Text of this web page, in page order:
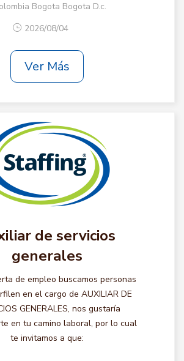
Bogota Bogota D.c.
2026/08/04
Ver Más
de servicios
generales
de empleo buscamos personas
en el cargo de AUXILIAR DE
GENERALES, nos gustaría
en tu camino laboral, por lo cual
te invitamos a que: